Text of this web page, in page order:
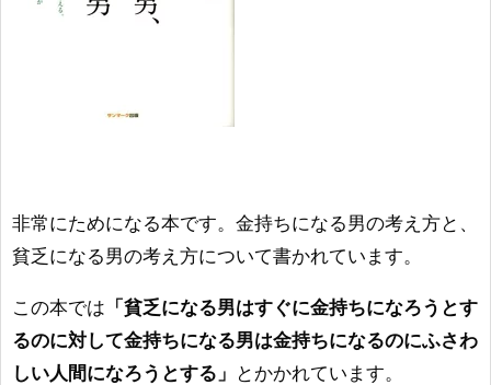
非常にためになる本です。金持ちになる男の考え方と、
貧乏になる男の考え方について書かれています。
この本では 「貧乏になる男はすぐに金持ちになろうとす
るのに対して金持ちになる男は金持ちになるのにふさわ
しい人間になろうとする」
とかかれています。